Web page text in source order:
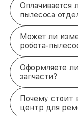
Оплачивается
пылесоса
Может ли
робота-
Оформляете
запчасти?
Почему стоит
центр для